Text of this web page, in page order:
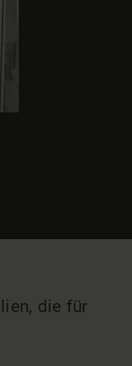
die für